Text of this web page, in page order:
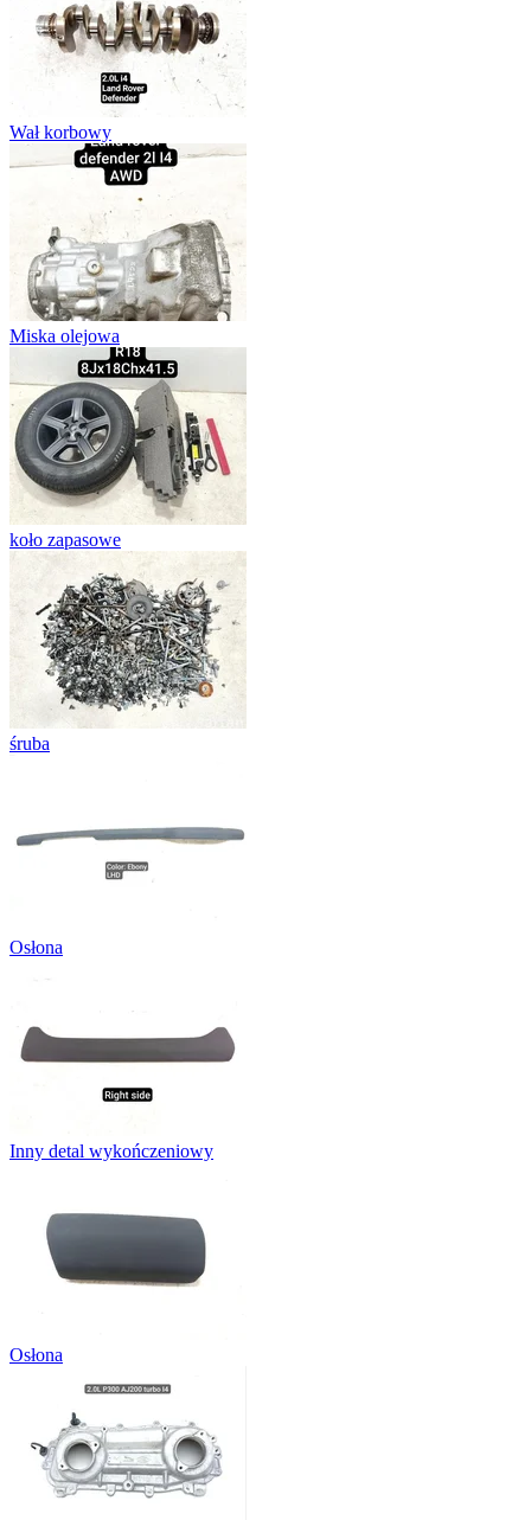
Wał korbowy
Miska olejowa
koło zapasowe
śruba
Osłona
Inny detal wykończeniowy
Osłona